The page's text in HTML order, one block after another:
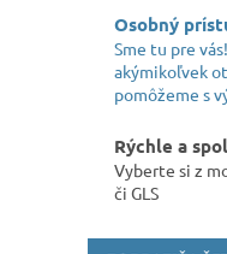
Osobný
Sme tu pre
akýmikoľvek
pomôžeme s
Rýchle a
Vyberte si z
či GLS